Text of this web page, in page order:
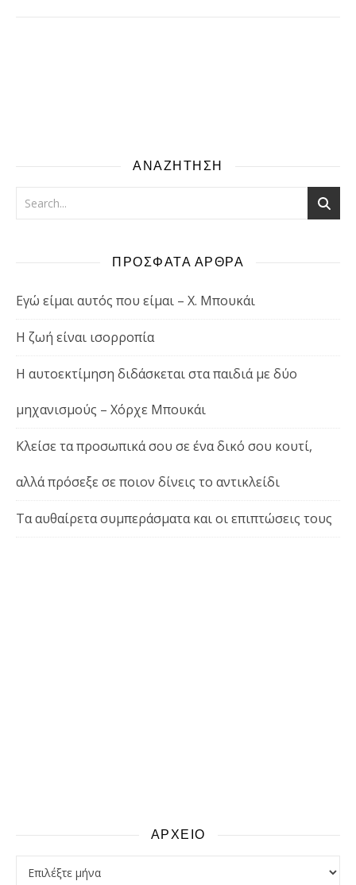
ΑΝΑΖΗΤΗΣΗ
ΠΡΟΣΦΑΤΑ ΑΡΘΡΑ
Εγώ είμαι αυτός που είμαι – Χ. Μπουκάι
Η ζωή είναι ισορροπία
Η αυτοεκτίμηση διδάσκεται στα παιδιά με δύο
μηχανισμούς – Χόρχε Μπουκάι
Κλείσε τα προσωπικά σου σε ένα δικό σου κουτί,
αλλά πρόσεξε σε ποιον δίνεις το αντικλείδι
Τα αυθαίρετα συμπεράσματα και οι επιπτώσεις τους
ΑΡΧΕΙΟ